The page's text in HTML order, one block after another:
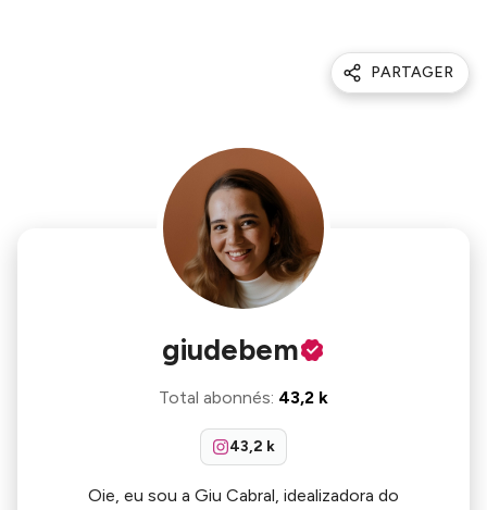
PARTAGER
giudebem
Total abonnés: 43,2 k
43,2 k
Oie, eu sou a Giu Cabral, idealizadora do